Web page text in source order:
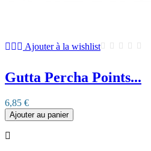
Ajouter à la wishlist
Gutta Percha Points...
6,85 €
Ajouter au panier